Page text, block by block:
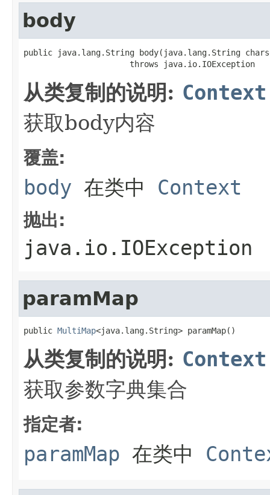
body
public java.lang.String body(java.lang.String
                      throws java.io.IOException
从类复制的说明: Context
获取body内容
覆盖:
body 在类中 Context
抛出:
java.io.IOException
paramMap
public MultiMap<java.lang.String> paramMap()
从类复制的说明: Context
获取参数字典集合
指定者:
paramMap 在类中